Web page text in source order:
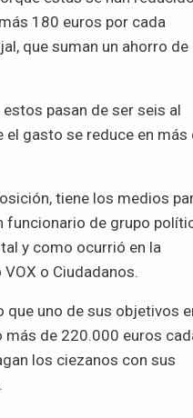
180 euros por cada
que suman un ahorro de
pasan de ser seis al
el gasto se reduce en más
tiene los medios
funcionario de grupo
y como ocurrió en la
o Ciudadanos.
que uno de sus objetivos
de 220.000 euros
los ciezanos con sus